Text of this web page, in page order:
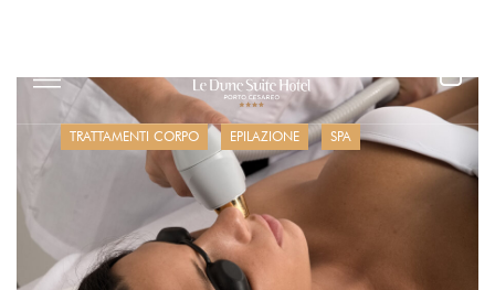
OFFERTE
BEAUTYLIFE
RESTAURANTS
TRATTAMENTI CORPO EPILAZIONE SPA